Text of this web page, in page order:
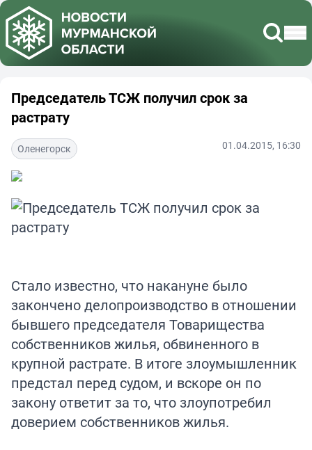
Председатель ТСЖ получил срок за
растрату
Оленегорск 01.04.2015, 16:30
Стало известно, что накануне было
закончено делопроизводство в отношении
бывшего председателя Товарищества
собственников жилья, обвиненного в
крупной растрате. В итоге злоумышленник
предстал перед судом, и вскоре он по
закону ответит за то, что злоупотребил
доверием собственников жилья.